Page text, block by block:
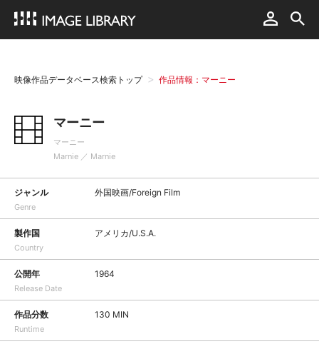
映像作品データベース検索トップ 作品情報：マーニー
マーニー
マーニー
Marnie ／ Marnie
ジャンル
Genre
外国映画/Foreign Film
製作国
Country
アメリカ/U.S.A.
公開年
Release Date
1964
作品分数
Runtime
130 MIN